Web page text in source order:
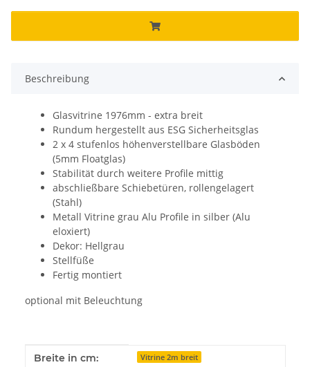
Beschreibung
Glasvitrine 1976mm - extra breit
Rundum hergestellt aus ESG Sicherheitsglas
2 x 4 stufenlos höhenverstellbare Glasböden
(5mm Floatglas)
Stabilität durch weitere Profile mittig
abschließbare Schiebetüren, rollengelagert
(Stahl)
Metall Vitrine grau Alu Profile in silber (Alu
eloxiert)
Dekor: Hellgrau
Stellfüße
Fertig montiert
optional mit Beleuchtung
Produkteigenschaft
Wert
Breite in cm: Vitrine 2m breit